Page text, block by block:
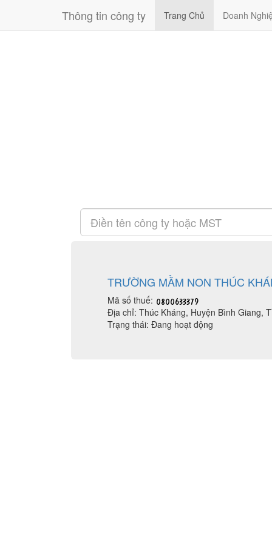
Thông tin công ty Trang Chủ Doanh
TRƯỜNG MẦM NON THÚC
Mã số thuế:
Địa chỉ: Thúc Kháng, Huyện Bình Giang,
Trạng thái: Đang hoạt động